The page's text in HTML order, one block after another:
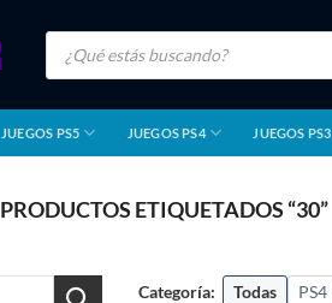
Búsqueda
productos
JUEGOS PS5 JUEGOS PS4 JUEGOS PS3
PRODUCTOS ETIQUETADOS “30”
Categoría: Todas PS4